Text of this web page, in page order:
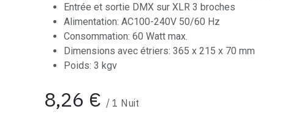
Entrée et sortie DMX sur XLR 3 broches
Alimentation: AC100-240V 50/60 Hz
Consommation: 60 Watt max.
Dimensions avec étriers: 365 x 215 x 70 mm
Poids: 3 kgv
8,26 € / 1 Nuit